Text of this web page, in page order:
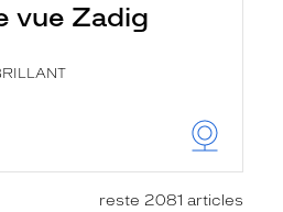
vue Zadig
reste 2081 articles